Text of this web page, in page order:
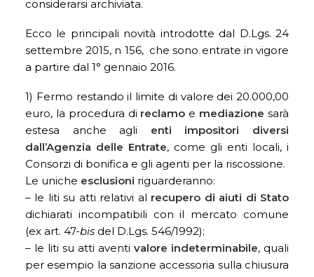
considerarsi archiviata.
Ecco le principali novità introdotte dal D.Lgs. 24
settembre 2015, n 156, che sono entrate in vigore
a partire dal 1° gennaio 2016.
1) Fermo restando il limite di valore dei 20.000,00
euro, la procedura di reclamo e mediazione sarà
estesa anche agli enti impositori diversi
dall’Agenzia delle Entrate, come gli enti locali, i
Consorzi di bonifica e gli agenti per la riscossione.
Le uniche esclusioni riguarderanno:
– le liti su atti relativi al recupero di aiuti di Stato
dichiarati incompatibili con il mercato comune
(ex art. 47-bis del D.Lgs. 546/1992);
– le liti su atti aventi valore indeterminabile, quali
per esempio la sanzione accessoria sulla chiusura